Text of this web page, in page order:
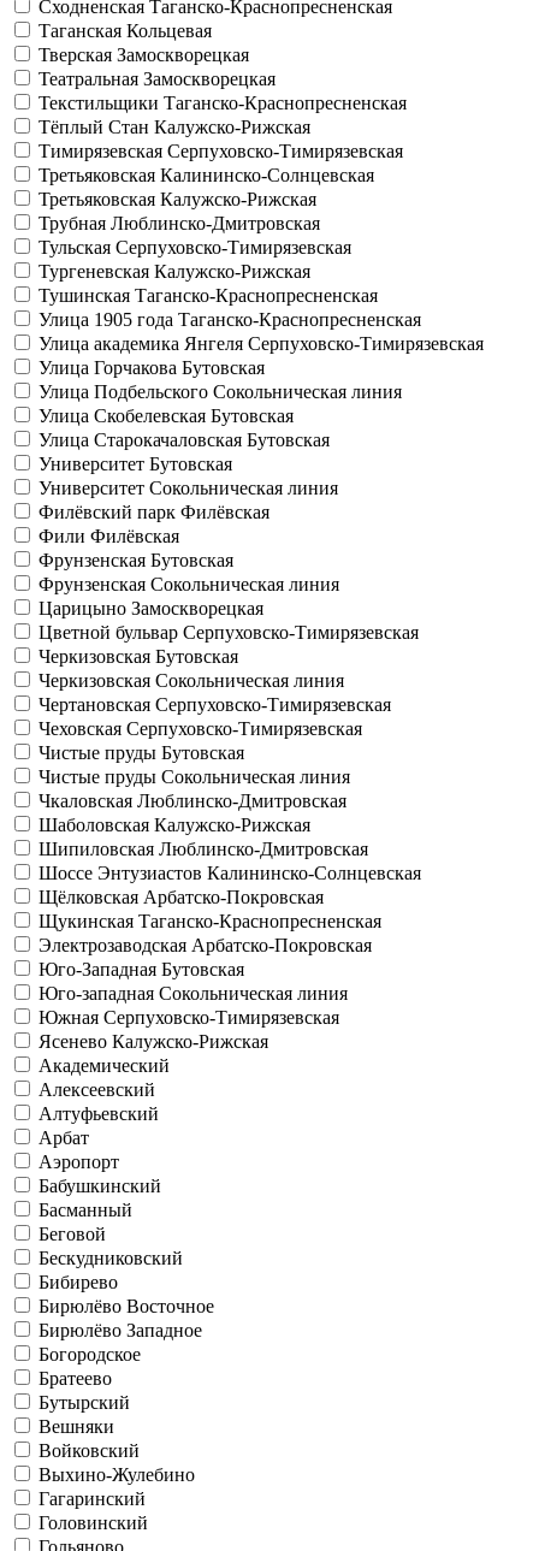
Сходненская Таганско-Краснопресненская
Таганская Кольцевая
Тверская Замоскворецкая
Театральная Замоскворецкая
Текстильщики Таганско-Краснопресненская
Тёплый Стан Калужско-Рижская
Тимирязевская Серпуховско-Тимирязевская
Третьяковская Калининско-Солнцевская
Третьяковская Калужско-Рижская
Трубная Люблинско-Дмитровская
Тульская Серпуховско-Тимирязевская
Тургеневская Калужско-Рижская
Тушинская Таганско-Краснопресненская
Улица 1905 года Таганско-Краснопресненская
Улица академика Янгеля Серпуховско-Тимирязевская
Улица Горчакова Бутовская
Улица Подбельского Сокольническая линия
Улица Скобелевская Бутовская
Улица Старокачаловская Бутовская
Университет Бутовская
Университет Сокольническая линия
Филёвский парк Филёвская
Фили Филёвская
Фрунзенская Бутовская
Фрунзенская Сокольническая линия
Царицыно Замоскворецкая
Цветной бульвар Серпуховско-Тимирязевская
Черкизовская Бутовская
Черкизовская Сокольническая линия
Чертановская Серпуховско-Тимирязевская
Чеховская Серпуховско-Тимирязевская
Чистые пруды Бутовская
Чистые пруды Сокольническая линия
Чкаловская Люблинско-Дмитровская
Шаболовская Калужско-Рижская
Шипиловская Люблинско-Дмитровская
Шоссе Энтузиастов Калининско-Солнцевская
Щёлковская Арбатско-Покровская
Щукинская Таганско-Краснопресненская
Электрозаводская Арбатско-Покровская
Юго-Западная Бутовская
Юго-западная Сокольническая линия
Южная Серпуховско-Тимирязевская
Ясенево Калужско-Рижская
Академический
Алексеевский
Алтуфьевский
Арбат
Аэропорт
Бабушкинский
Басманный
Беговой
Бескудниковский
Бибирево
Бирюлёво Восточное
Бирюлёво Западное
Богородское
Братеево
Бутырский
Вешняки
Войковский
Выхино-Жулебино
Гагаринский
Головинский
Гольяново